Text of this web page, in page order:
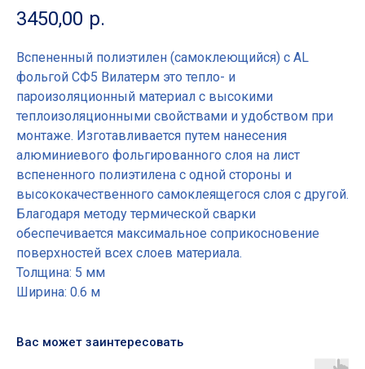
3450,00 р.
Вспененный полиэтилен (самоклеющийся) с AL
фольгой СФ5 Вилатерм это тепло- и
пароизоляционный материал с высокими
теплоизоляционными свойствами и удобством при
монтаже. Изготавливается путем нанесения
алюминиевого фольгированного слоя на лист
вспененного полиэтилена с одной стороны и
высококачественного самоклеящегося слоя с другой.
Благодаря методу термической сварки
обеспечивается максимальное соприкосновение
поверхностей всех слоев материала.
Толщина: 5 мм
Ширина: 0.6 м
Вас может заинтересовать